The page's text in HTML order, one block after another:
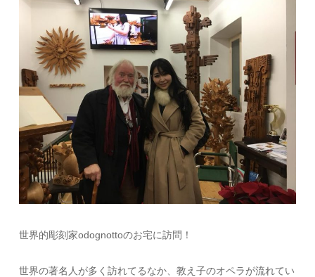
世界的彫刻家odognottoのお宅に訪問！
世界の著名人が多く訪れてるなか、教え子のオペラが流れてい